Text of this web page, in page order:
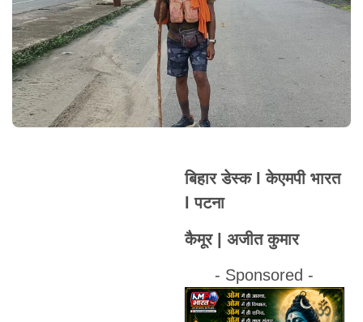
बिहार डेस्क l केएमपी भारत
l पटना
कैमूर | अजीत कुमार
- Sponsored -